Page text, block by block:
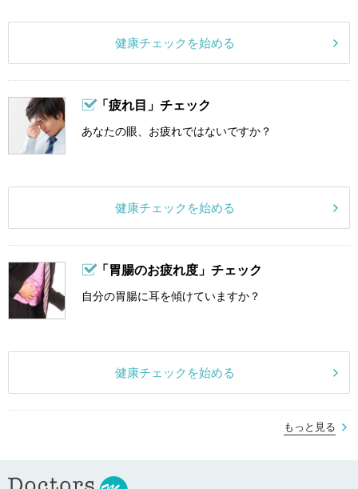
健康チェックを始める
「疲れ目」チェック
あなたの眼、お疲れではないですか？
健康チェックを始める
「胃腸のお疲れ度」チェック
自分の胃腸に耳を傾けていますか？
健康チェックを始める
もっと見る